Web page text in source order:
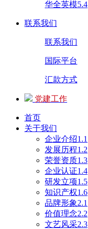
华全英模5.4
联系我们
联系我们
国际平台
汇款方式
党建工作
首页
关于我们
企业介绍1.1
发展历程1.2
荣誉资质1.3
企业认证1.4
研发立项1.5
知识产权1.6
品牌形象2.1
价值理念2.2
文艺风采2.3